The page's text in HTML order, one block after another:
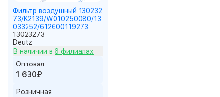
Фильтр воздушный 130232
73/K2139/W010250080/13
033252/612600119273
13023273
Deutz
В наличии в 6 филиалах
Оптовая
1 630₽
Розничная